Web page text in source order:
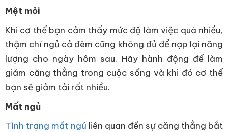
Mệt mỏi
Khi cơ thể bạn cảm thấy mức độ làm việc quá nhiều,
thậm chí ngủ cả đêm cũng không đủ để nạp lại năng
lượng cho ngày hôm sau. Hãy hành động để làm
giảm căng thẳng trong cuộc sống và khi đó cơ thể
bạn sẽ giảm tải rất nhiều.
Mất ngủ
Tình trạng mất ngủ liên quan đến sự căng thẳng bắt